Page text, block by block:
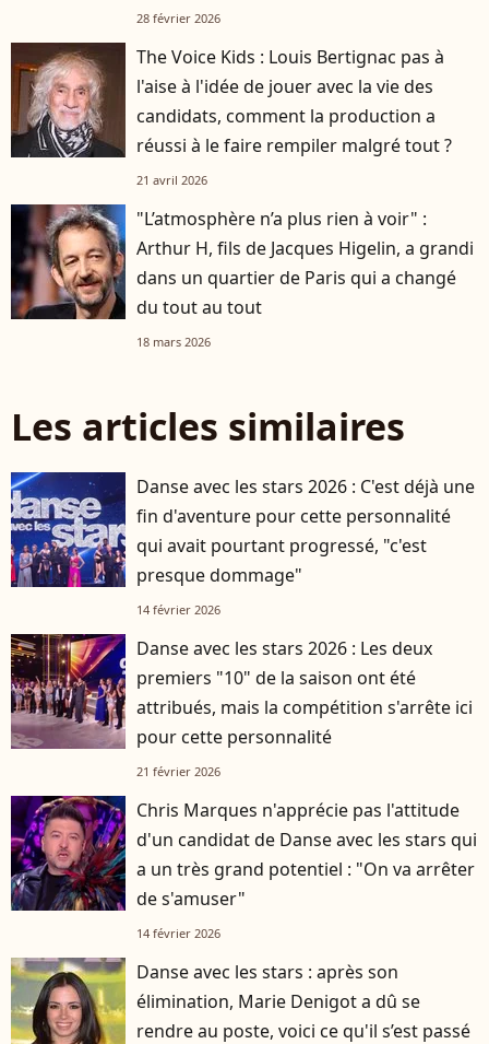
28 février 2026
The Voice Kids : Louis Bertignac pas à
l'aise à l'idée de jouer avec la vie des
candidats, comment la production a
réussi à le faire rempiler malgré tout ?
21 avril 2026
"L’atmosphère n’a plus rien à voir" :
Arthur H, fils de Jacques Higelin, a grandi
dans un quartier de Paris qui a changé
du tout au tout
18 mars 2026
Les articles similaires
Danse avec les stars 2026 : C'est déjà une
fin d'aventure pour cette personnalité
qui avait pourtant progressé, "c'est
presque dommage"
14 février 2026
Danse avec les stars 2026 : Les deux
premiers "10" de la saison ont été
attribués, mais la compétition s'arrête ici
pour cette personnalité
21 février 2026
Chris Marques n'apprécie pas l'attitude
d'un candidat de Danse avec les stars qui
a un très grand potentiel : "On va arrêter
de s'amuser"
14 février 2026
Danse avec les stars : après son
élimination, Marie Denigot a dû se
rendre au poste, voici ce qu'il s’est passé